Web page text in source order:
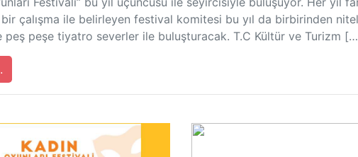
bir çalışma ile belirleyen festival komitesi bu yıl da birbirinden
peş peşe tiyatro severler ile buluşturacak. T.C Kültür ve Turizm